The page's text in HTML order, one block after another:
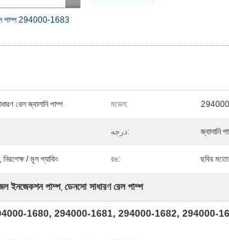
পাম্প 294000-1683
রেল জ্বালানি পাম্প মডেল:
درجه: জ্বালানি
নিরপেক্ষ / মূল প্যাকিং রঙ: ছবির মতো
ইনজেকশন পাম্প, ডেনসো সাধারণ রেল পাম্প
294000-1680, 294000-1681, 294000-1682, 294000-